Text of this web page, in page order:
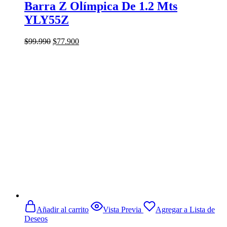
Barra Z Olímpica De 1.2 Mts
YLY55Z
$99.990 El
$77.900El
Añadir al carrito Vista Previa
Agregar a Lista de
Deseos